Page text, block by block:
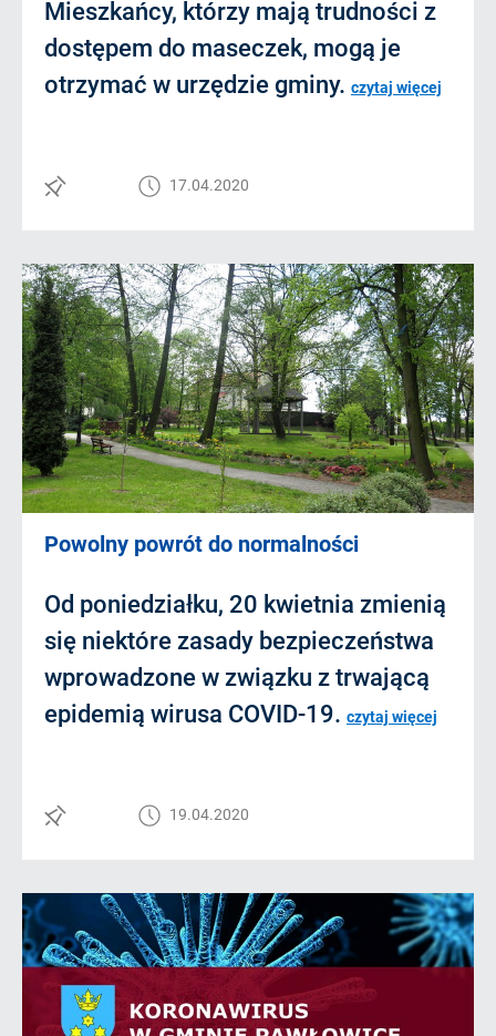
Mieszkańcy, którzy mają trudności z
dostępem do maseczek, mogą je
otrzymać w urzędzie gminy. czytaj więcej
17.04.2020
Powolny powrót do normalności
Od poniedziałku, 20 kwietnia zmienią
się niektóre zasady bezpieczeństwa
wprowadzone w związku z trwającą
epidemią wirusa COVID-19. czytaj więcej
19.04.2020